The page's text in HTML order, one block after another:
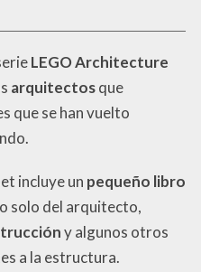
LEGO Architecture
arquitectosque
que se han vuelto
incluye un pequeño libro
solo del arquitecto,
y algunos otros
a la estructura.